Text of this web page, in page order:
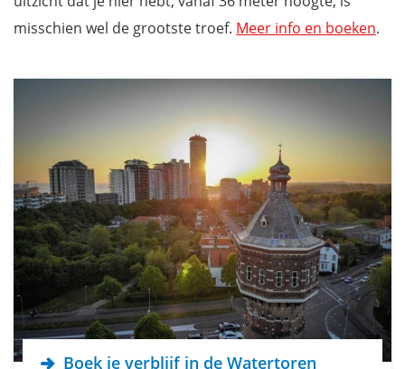
misschien wel de grootste troef. Meer info en boeken.
Boek je verblijf in de Watertoren